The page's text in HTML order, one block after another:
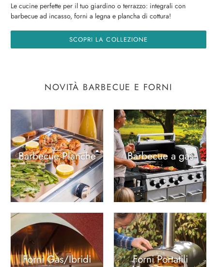
Le cucine perfette per il tuo giardino o terrazzo: integrali con
barbecue ad incasso, forni a legna e plancha di cottura!
SCOPRI LA COLLEZIONE
NOVITÀ BARBECUE E FORNI
Barbecue Planche Barbecue a gas
Forni Gas/Ibridi Forni Portatili